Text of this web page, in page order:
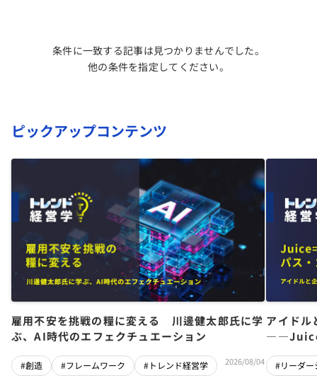
条件に一致する記事は見つかりませんでした。
他の条件を指定してください。
ピックアップコンテンツ
雇用不安を挑戦の糧に変える 川邊健太郎氏に学
ぶ、AI時代のエフェクチュエーション
#創造 #フレームワーク #トレンド経営学 2026/08/04
アイドル
#リーダー